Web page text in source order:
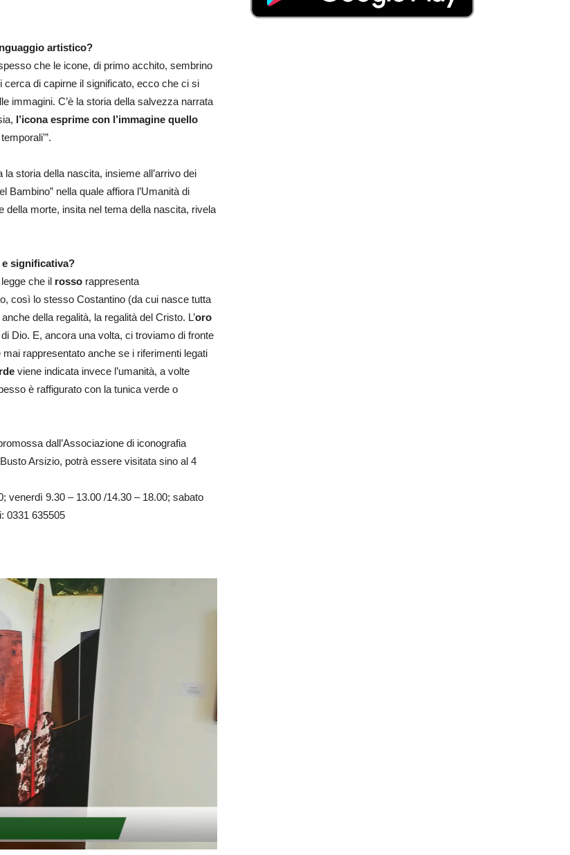
artistico?
che le icone, di primo acchito, sembrino
di capirne il significato, ecco che ci si
immagini. C’è la storia della salvezza narrata
l’icona esprime con l’immagine quello
la storia della nascita, insieme all’arrivo dei
Bambino” nella quale affiora l’Umanità di
morte, insita nel tema della nascita, rivela
significativa?
che il rosso rappresenta
così lo stesso Costantino (da cui nasce tutta
della regalità, la regalità del Cristo. L’oro
Dio. E, ancora una volta, ci troviamo di fronte
mai rappresentato anche se i riferimenti legati
viene indicata invece l’umanità, a volte
è raffigurato con la tunica verde o
dall’Associazione di iconografia
Arsizio, potrà essere visitata sino al 4
venerdì 9.30 – 13.00 /14.30 – 18.00; sabato
0331 635505